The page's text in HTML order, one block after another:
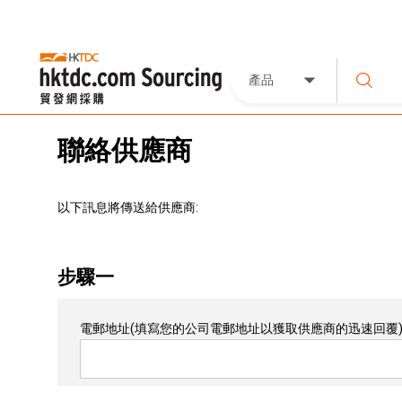
產品
聯絡供應商
以下訊息將傳送給供應商:
步驟一
電郵地址(填寫您的公司電郵地址以獲取供應商的迅速回覆)